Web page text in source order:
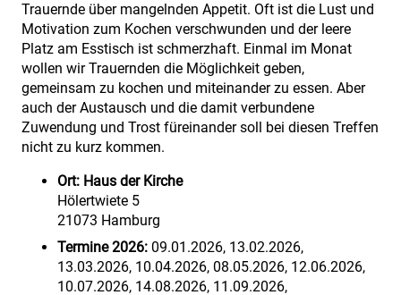
Trauernde über mangelnden Appetit. Oft ist die Lust und
Motivation zum Kochen verschwunden und der leere
Platz am Esstisch ist schmerzhaft. Einmal im Monat
wollen wir Trauernden die Möglichkeit geben,
gemeinsam zu kochen und miteinander zu essen. Aber
auch der Austausch und die damit verbundene
Zuwendung und Trost füreinander soll bei diesen Treffen
nicht zu kurz kommen.
Ort: Haus der Kirche
Hölertwiete 5
21073 Hamburg
Termine 2026: 09.01.2026, 13.02.2026,
13.03.2026, 10.04.2026, 08.05.2026, 12.06.2026,
10.07.2026, 14.08.2026, 11.09.2026,